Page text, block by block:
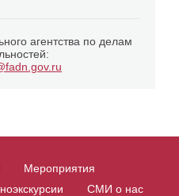
агентства по делам
Мероприятия
СМИ о нас